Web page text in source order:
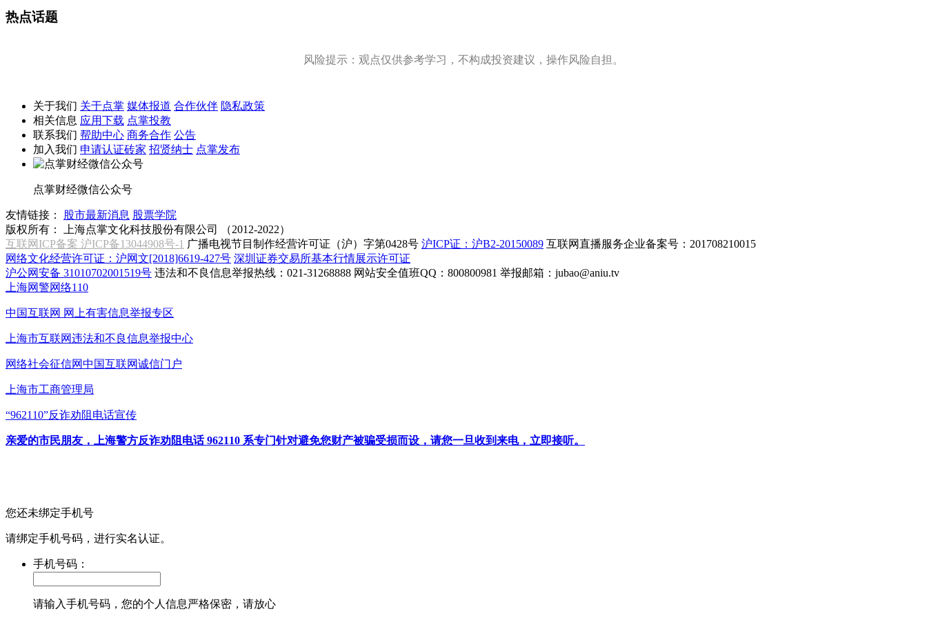
热点话题
风险提示：观点仅供参考学习，不构成投资建议，操作风险自担。
关于我们 关于点掌 媒体报道 合作伙伴 隐私政策
相关信息 应用下载 点掌投教
联系我们 帮助中心 商务合作 公告
加入我们 申请认证砖家 招贤纳士 点掌发布
点掌财经微信公众号
友情链接： 股市最新消息 股票学院
版权所有：
上海点掌文化科技股份有限公司 （2012-2022）
互联网ICP备案 沪ICP备13044908号-1 广播电视节目制作经营许可证（沪）字第0428号 沪ICP证：沪B2-20150089 互联网直播服务企业备案号：201708210015
网络文化经营许可证：沪网文[2018]6619-427号 深圳证券交易所基本行情展示许可证
沪公网安备 31010702001519号 违法和不良信息举报热线：021-31268888 网站安全值班QQ：800800981 举报邮箱： jubao@aniu.tv
上海网警网络110
中国互联网 网上有害信息举报专区
上海市互联网违法和不良信息举报中心
网络社会征信网中国互联网诚信门户
上海市工商管理局
“962110”反诈劝阻电话宣传
亲爱的市民朋友，上海警方反诈劝阻电话 962110 系专门针对避免您财产被骗受损而设，请您一旦收到来电，立即接听。
您还未绑定手机号
请绑定手机号码，进行实名认证。
手机号码：
请输入手机号码，您的个人信息严格保密，请放心